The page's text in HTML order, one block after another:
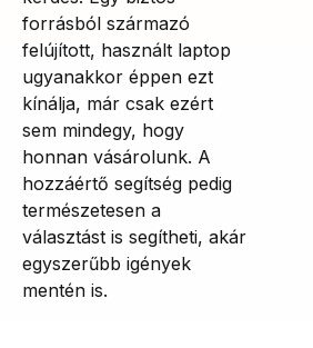
forrásból származó
felújított, használt laptop
ugyanakkor éppen ezt
kínálja, már csak ezért
sem mindegy, hogy
honnan vásárolunk. A
hozzáértő segítség pedig
természetesen a
választást is segítheti, akár
egyszerűbb igények
mentén is.